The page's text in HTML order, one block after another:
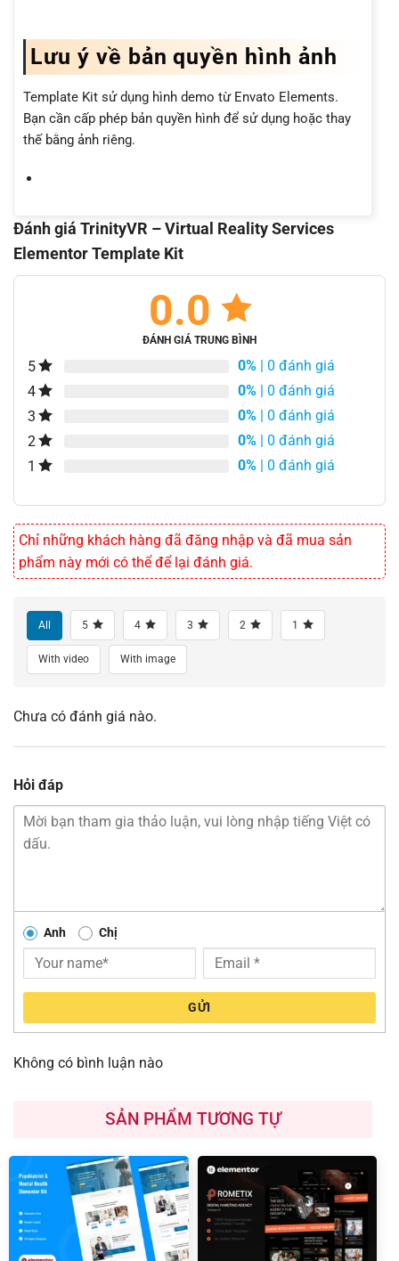
Lưu ý về bản quyền hình ảnh
Template Kit sử dụng hình demo từ Envato Elements.
Bạn cần cấp phép bản quyền hình để sử dụng hoặc thay
thế bằng ảnh riêng.
Đánh giá TrinityVR – Virtual Reality Services
Elementor Template Kit
0.0
ĐÁNH GIÁ TRUNG BÌNH
5 0% | 0 đánh giá
4
0% | 0 đánh giá
3
0% | 0 đánh giá
2
0% | 0 đánh giá
1
0% | 0 đánh giá
Chỉ những khách hàng đã đăng nhập và đã mua sản
phẩm này mới có thể để lại đánh giá.
All 5 4 3 2 1
With video With image
Chưa có đánh giá nào.
Hỏi đáp
Anh Chị
GỬI
Không có bình luận nào
SẢN PHẨM TƯƠNG TỰ